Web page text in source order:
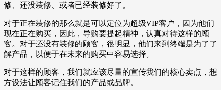
修、还没装修、或者已经装修好了。
对于正在装修的那么就是可以定位为超级VIP客户，因为他们
现在正在购买，因此，导购要提起精神，认真对待这样的顾
客。对于还没有装修的顾客，很明显，他们来到终端是为了了
解产品，以便于在未来的购买中容易选择。
对于这样的顾客，我们就应该尽量的宣传我们的核心卖点，想
方设法让顾客记住我们的产品或品牌。